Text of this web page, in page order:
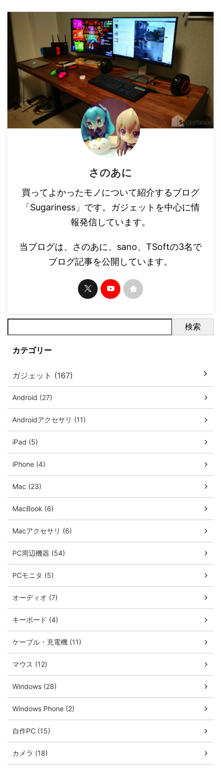
さのあに
買ってよかったモノについて紹介するブログ
「Sugariness」です。ガジェットを中心に情
報発信しています。
当ブログは、さのあに、sano、TSoftの3名で
ブログ記事を公開しています。
検索
カテゴリー
ガジェット (167)
Android (27)
Androidアクセサリ (11)
iPad (5)
iPhone (4)
Mac (23)
MacBook (6)
Macアクセサリ (6)
PC周辺機器 (54)
PCモニタ (5)
オーディオ (7)
キーボード (4)
ケーブル・充電機 (11)
マウス (12)
Windows (28)
Windows Phone (2)
自作PC (15)
カメラ (18)